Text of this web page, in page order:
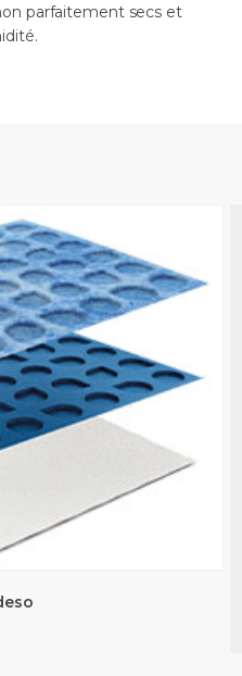
parfaitement secs et